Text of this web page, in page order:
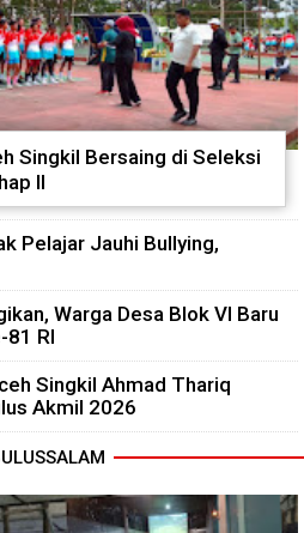
Singkil Bersaing di Seleksi
II
Pelajar Jauhi Bullying,
Warga Desa Blok VI Baru
81 RI
Singkil Ahmad Thariq
Akmil 2026